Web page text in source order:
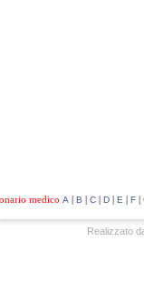
medico A | B | C| D| E | F|
Realizzato